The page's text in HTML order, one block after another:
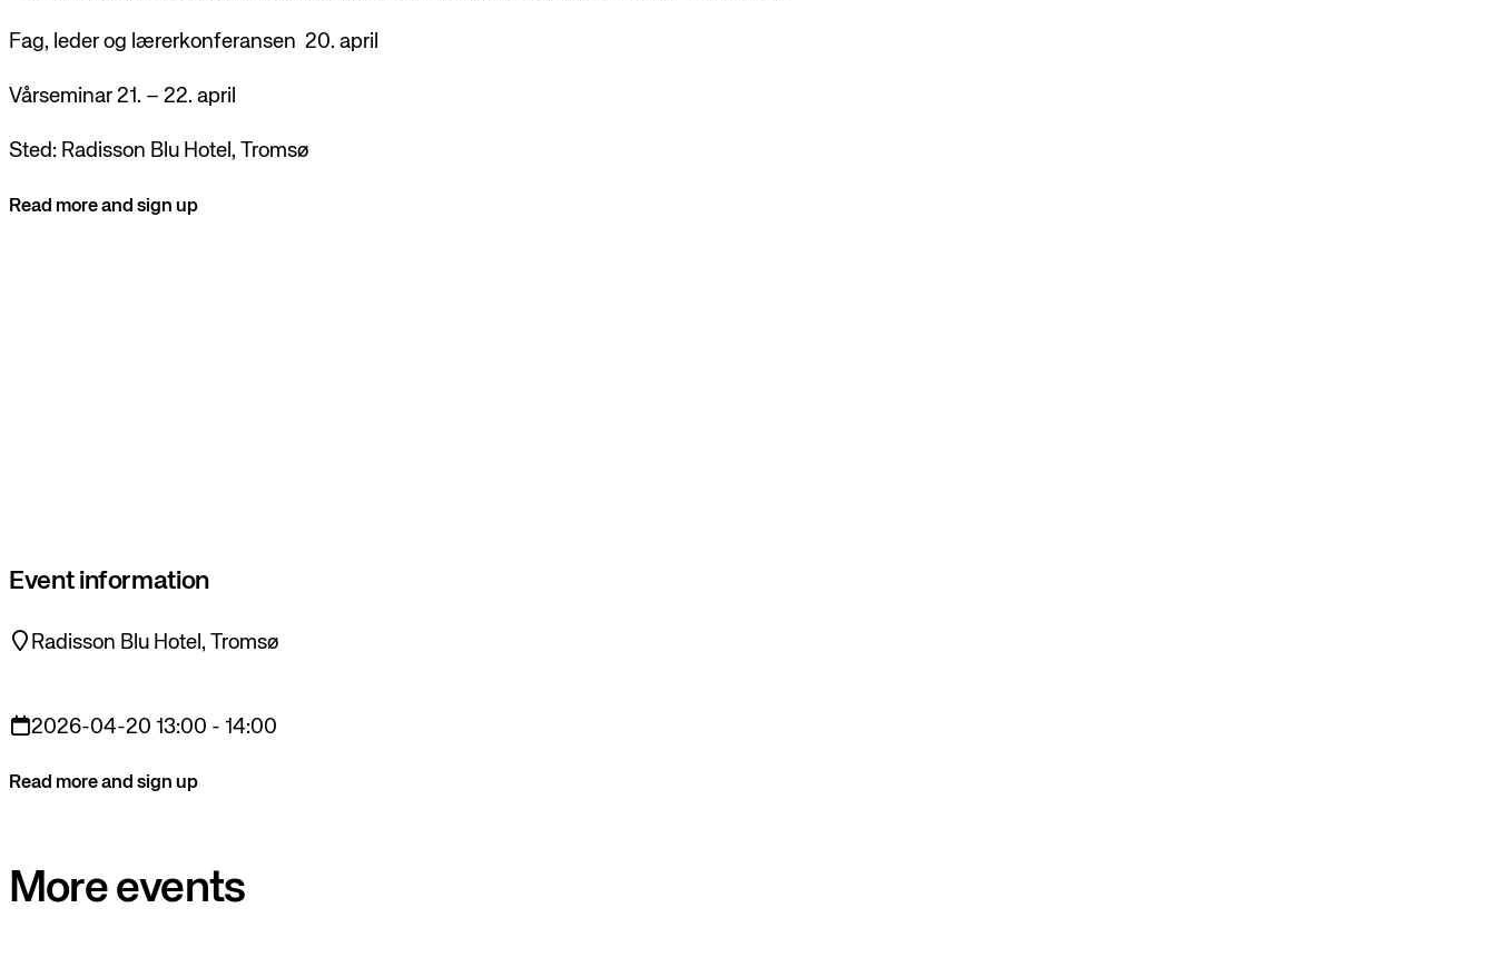
Fag, leder og lærerkonferansen 20. april
Vårseminar 21. – 22. april
Sted: Radisson Blu Hotel, Tromsø
Read more and sign up
Event information
Radisson Blu Hotel, Tromsø
2026-04-20 13:00 - 14:00
Read more and sign up
More events